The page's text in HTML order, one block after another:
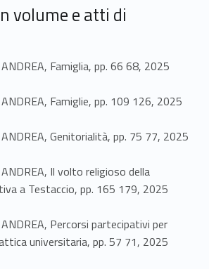
volume e atti di
ANDREA, Famiglia, pp. 66 68, 2025
ANDREA, Famiglie, pp. 109 126, 2025
ANDREA, Genitorialità, pp. 75 77, 2025
ANDREA, Il volto religioso della
a Testaccio, pp. 165 179, 2025
ANDREA, Percorsi partecipativi per
universitaria, pp. 57 71, 2025